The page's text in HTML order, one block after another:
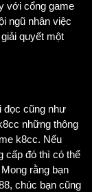
với cổng game
ngũ nhân việc
quyết một
đọc cũng như
những thông
k8cc. Nếu
cấp đó thì có thể
rằng bạn
chúc bạn cũng